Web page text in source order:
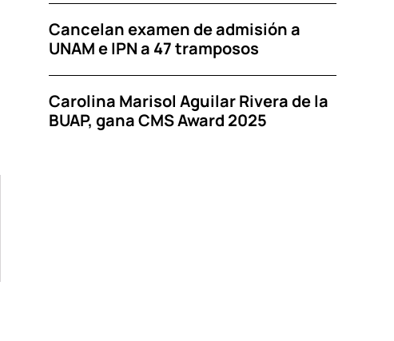
Cancelan examen de admisión a
UNAM e IPN a 47 tramposos
Carolina Marisol Aguilar Rivera de la
BUAP, gana CMS Award 2025